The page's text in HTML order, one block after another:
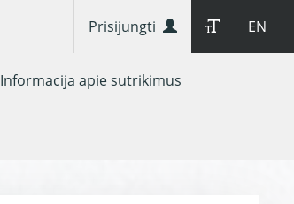
EN
Prisijungti
Informacija apie sutrikimus